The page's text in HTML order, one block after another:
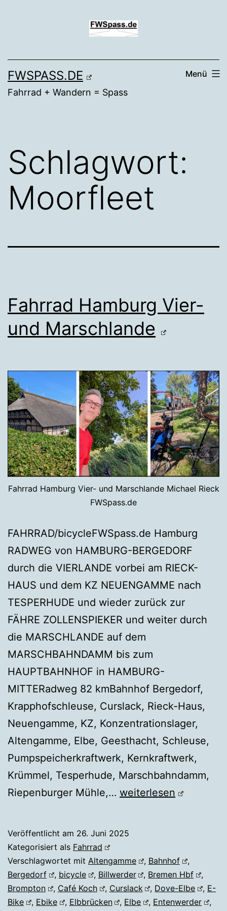
FWSPASS.DE
Fahrrad + Wandern = Spass
Menü
Schlagwort:
Moorfleet
Fahrrad Hamburg Vier-
und Marschlande
Fahrrad Hamburg Vier- und Marschlande Michael Rieck
FWSpass.de
FAHRRAD/bicycleFWSpass.de Hamburg
RADWEG von HAMBURG-BERGEDORF
durch die VIERLANDE vorbei am RIECK-
HAUS und dem KZ NEUENGAMME nach
TESPERHUDE und wieder zurück zur
FÄHRE ZOLLENSPIEKER und weiter durch
die MARSCHLANDE auf dem
MARSCHBAHNDAMM bis zum
HAUPTBAHNHOF in HAMBURG-
MITTERadweg 82 kmBahnhof Bergedorf,
Krapphofschleuse, Curslack, Rieck-Haus,
Neuengamme, KZ, Konzentrationslager,
Altengamme, Elbe, Geesthacht, Schleuse,
Pumpspeicherkraftwerk, Kernkraftwerk,
Krümmel, Tesperhude, Marschbahndamm,
Riepenburger Mühle,… Fahrrad
Marschlande
weiterlesen
Veröffentlicht am 26. Juni 2025
Kategorisiert als Fahrrad
Verschlagwortet mit Altengamme , Bahnhof
,
Bergedorf
, bicycle , Billwerder , Bremen Hbf
,
Brompton
, Café Koch , Curslack , Dove-Elbe , E-
Bike
, Ebike , Elbbrücken , Elbe , Entenwerder
,